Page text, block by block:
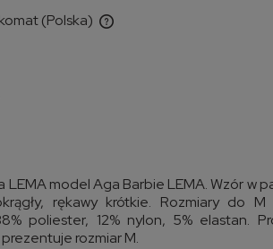
(Polska)
LEMA model Aga Barbie LEMA. Wzór w
rękawy krótkie. Rozmiary do M
poliester, 12% nylon, 5% elastan.
rozmiar M.